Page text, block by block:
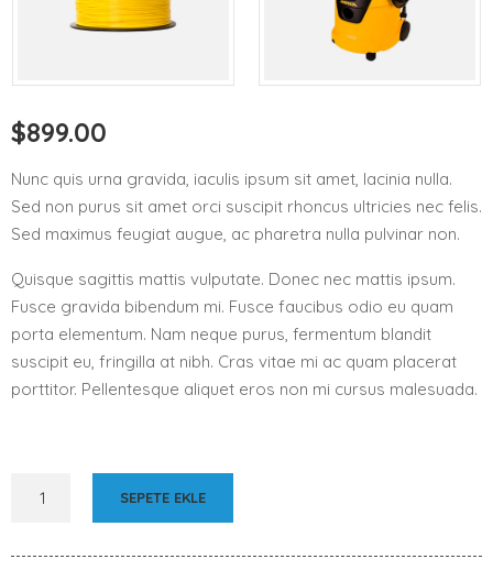
$899.00
Nunc quis urna gravida, iaculis ipsum sit amet, lacinia nulla.
Sed non purus sit amet orci suscipit rhoncus ultricies nec felis.
Sed maximus feugiat augue, ac pharetra nulla pulvinar non.
Quisque sagittis mattis vulputate. Donec nec mattis ipsum.
Fusce gravida bibendum mi. Fusce faucibus odio eu quam
porta elementum. Nam neque purus, fermentum blandit
suscipit eu, fringilla at nibh. Cras vitae mi ac quam placerat
porttitor. Pellentesque aliquet eros non mi cursus malesuada.
SEPETE EKLE